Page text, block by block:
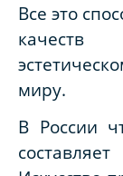
Все это
миру.
В России